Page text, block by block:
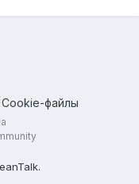
Cookie-файлы